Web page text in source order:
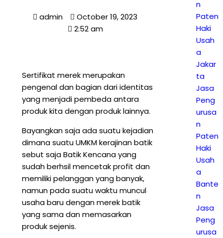
admin
October 19, 2023
2:52 am
Sertifikat merek merupakan
pengenal dan bagian dari identitas
yang menjadi pembeda antara
produk kita dengan produk lainnya.
Bayangkan saja ada suatu kejadian
dimana suatu UMKM kerajinan batik
sebut saja Batik Kencana yang
sudah berhsil mencetak profit dan
memiliki pelanggan yang banyak,
namun pada suatu waktu muncul
usaha baru dengan merek batik
yang sama dan memasarkan
produk sejenis.
n
Paten
Haki
Usah
a
Jakar
ta
Jasa
Peng
urusa
n
Paten
Haki
Usah
a
Bante
n
Jasa
Peng
urusa